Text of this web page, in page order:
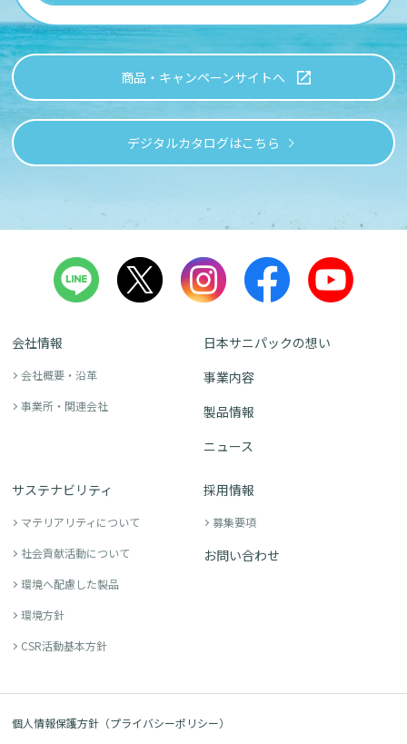
商品・キャンペーンサイトへ
デジタルカタログはこちら
会社情報
会社概要・沿革
事業所・関連会社
日本サニパックの想い
事業内容
製品情報
ニュース
サステナビリティ
マテリアリティについて
社会貢献活動について
環境へ配慮した製品
環境方針
CSR活動基本方針
採用情報
募集要項
お問い合わせ
個人情報保護方針（プライバシーポリシー）